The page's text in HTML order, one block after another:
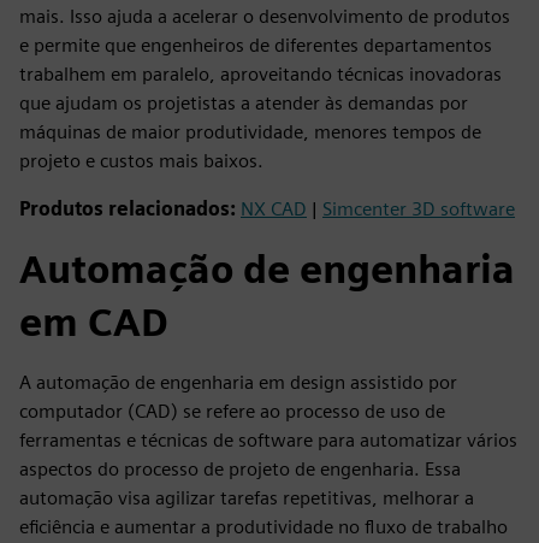
mais. Isso ajuda a acelerar o desenvolvimento de produtos
e permite que engenheiros de diferentes departamentos
trabalhem em paralelo, aproveitando técnicas inovadoras
que ajudam os projetistas a atender às demandas por
máquinas de maior produtividade, menores tempos de
projeto e custos mais baixos.
Produtos relacionados: NX CAD | Simcenter 3D software
Automação de engenharia
em CAD
A automação de engenharia em design assistido por
computador (CAD) se refere ao processo de uso de
ferramentas e técnicas de software para automatizar vários
aspectos do processo de projeto de engenharia. Essa
automação visa agilizar tarefas repetitivas, melhorar a
eficiência e aumentar a produtividade no fluxo de trabalho